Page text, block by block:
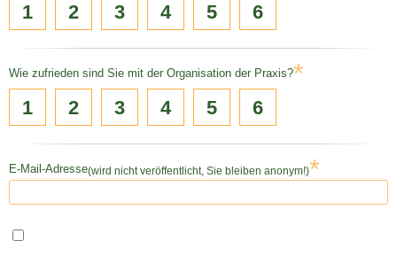
1 2 3 4 5 6
Wie zufrieden sind Sie mit der Organisation der Praxis?*
1 2 3 4 5 6
E-Mail-Adresse(wird nicht veröffentlicht, Sie bleiben anonym!)*